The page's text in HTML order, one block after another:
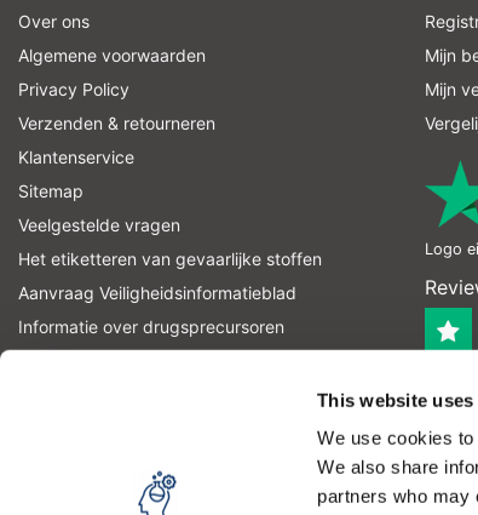
This website
We use cookies
We also share
partners who may
Over ons
Algemene voorwaarden
Privacy Policy
Verzenden & retourneren
Klantenservice
Sitemap
Veelgestelde vragen
Het etiketteren van gevaarlijke stoffen
Aanvraag Veiligheidsinformatieblad
Informatie over drugsprecursoren
Mijn
Mijn
Logo
Let op! Op onze productomschrijvingen
product kan en mag gebruiken. U bent zelf